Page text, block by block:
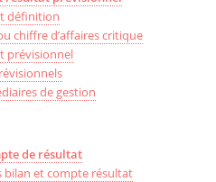
définition
chiffre d’affaires critique
prévisionnel
de gestion
de résultat
bilan et compte résultat